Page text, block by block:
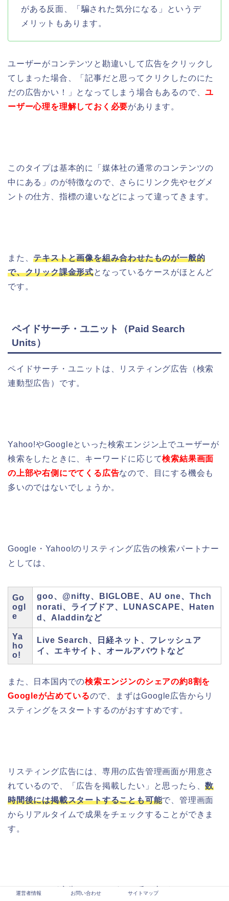
がある反面、「騙された気分になる」というデ
メリットもあります。
ユーザーがコンテンツと勘違いして広告をクリックし
てしまった場合、「記事だと思ってクリクしたのにた
だの広告かい！」となってしまう場合もあるので、ユ
ーザー心理を理解しておく必要があります。
このタイプは基本的に
「媒体社の通常のコンテンツの
中にある」 のが特徴なので、さらにリンク先やセグメ
ントの仕方、指標の違いなどによって違ってきます。
また、テキストと画像を組み合わせたものが一般的
で、クリック課金形式となっているケースがほとんど
です。
ペイドサーチ・ユニット（Paid Search
Units）
ペイドサーチ・ユニットは、リスティング広告（検索
連動型広告）です。
Yahoo!やGoogleといった検索エンジン上でユーザーが
検索をしたときに、 キーワードに応じて検索結果画面
の上部や右側にでてくる広告なので、目にする機会も
多いのではないでしょうか。
Google・Yahoo!のリスティング広告の検索パートナー
としては、
Go
ogl
e
goo、@nifty、BIGLOBE、AU one、Thch
norati、ライブドア、LUNASCAPE、Haten
d、Aladdinなど
Ya
ho
o!
Live Search、日経ネット、フレッシュア
イ、エキサイト、オールアバウトなど
また、日本国内での検索エンジンのシェアの約8割を
Googleが占めているので、
まずはGoogle広告からリ
スティングをスタートするのがおすすめです。
リスティング広告には、専用の広告管理画面が用意さ
れているので、「広告を掲載したい」と思ったら、数
時間後には掲載スタートすることも可能で、管理画面
からリアルタイムで成果をチェックすることができま
す。
リスティング広告にはさまざまな呼び方があります
運営者情報 お問い合わせ サイトマップ